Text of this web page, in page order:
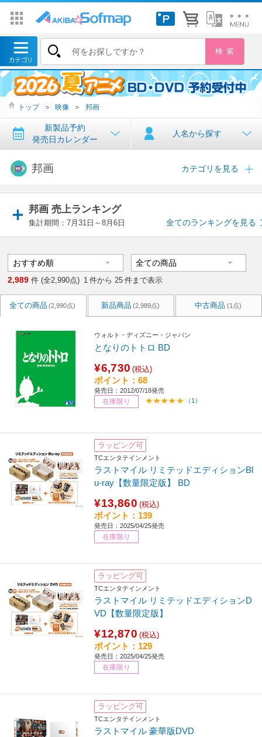
トップ ＞ 映像 ＞ 邦画
新製品予約
発売日カレンダー
人名から探す
邦画 カテゴリを見る
邦画 売上ランキング
集計期間：7月31日～8月6日 全てのランキングを見る
2,989 件 (全2,990点) 1 件から 25 件まで表示
全ての商品 (2,990点) 新品商品 (2,989点) 中古商品 (1点)
ウォルト・ディズニー・ジャパン
となりのトトロ BD
¥6,730 (税込)
ポイント：68
発売日：2012/07/18発売
在庫限り （1）
ラッピング可
TCエンタテインメント
ラストマイル リミテッドエディションBl
u-ray【数量限定版】 BD
¥13,860 (税込)
ポイント：139
発売日：2025/04/25発売
在庫限り
ラッピング可
TCエンタテインメント
ラストマイル リミテッドエディションD
VD【数量限定版】
¥12,870 (税込)
ポイント：129
発売日：2025/04/25発売
在庫限り
ラッピング可
TCエンタテインメント
ラストマイル 豪華版DVD